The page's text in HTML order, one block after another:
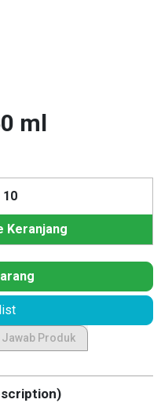
ml
10
Keranjang
Jawab Produk